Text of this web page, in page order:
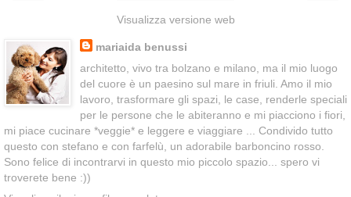
Visualizza versione web
mariaida benussi
architetto, vivo tra bolzano e milano, ma il mio luogo
del cuore è un paesino sul mare in friuli. Amo il mio
lavoro, trasformare gli spazi, le case, renderle speciali
per le persone che le abiteranno e mi piacciono i fiori,
mi piace cucinare *veggie* e leggere e viaggiare ... Condivido tutto
questo con stefano e con farfelù, un adorabile barboncino rosso.
Sono felice di incontrarvi in questo mio piccolo spazio... spero vi
troverete bene :))